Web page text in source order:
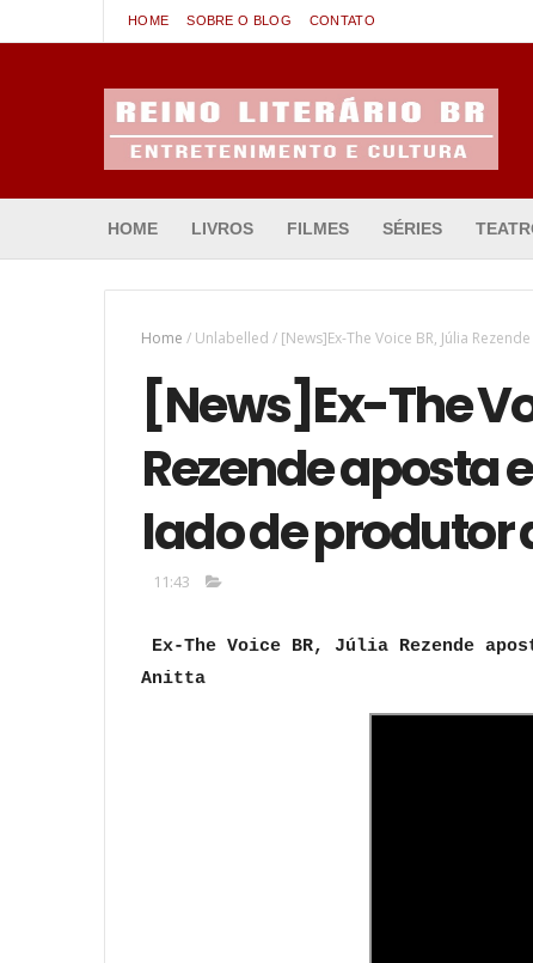
HOME SOBRE O BLOG CONTATO
HOME LIVROS FILMES SÉRIES
Home / Unlabelled / [News]Ex-The Voice BR, Júlia
[News]Ex-The
Rezende aposta
lado de produtor
11:43
Ex-The Voice BR, Júlia Rezende
Anitta